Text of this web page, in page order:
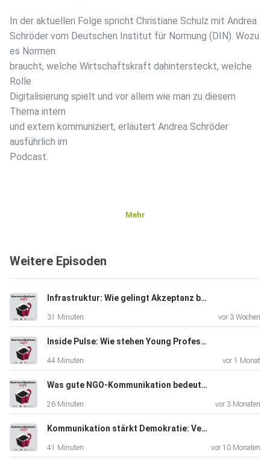
In der aktuellen Folge spricht Christiane Schulz mit Andrea
Schröder vom Deutschen Institut für Normung (DIN). Wozu
es Normen
braucht, welche Wirtschaftskraft dahintersteckt, welche
Rolle
Digitalisierung spielt und vor allem wie man zu diesem
Thema intern
und extern kommuniziert, erläutert Andrea Schröder
ausführlich im
Podcast.
Mehr
Weitere Episoden
Infrastruktur: Wie gelingt Akzeptanz beim Leitungsbau?
31 Minuten vor 3 Wochen
Inside Pulse: Wie stehen Young Professionals zum Thema KI?
44 Minuten vor 1 Monat
Was gute NGO-Kommunikation bedeutet
26 Minuten vor 3 Monaten
Kommunikation stärkt Demokratie: Verantwortung zwischen PR und Journalismus
41 Minuten vor 10 Monaten